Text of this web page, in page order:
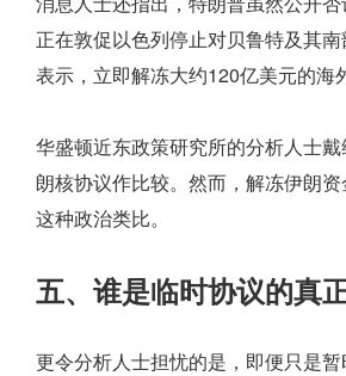
正在敦促以色列停止对贝鲁特及其
表示，立即解冻大约120亿美元的
华盛顿近东政策研究所的分析人士
朗核协议作比较。然而，解冻伊朗
这种政治类比。
五、谁是临时协议的真
更令分析人士担忧的是，即便只是